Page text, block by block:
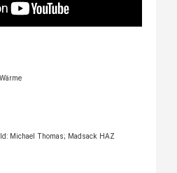
Michael Thomas; Madsack HAZ